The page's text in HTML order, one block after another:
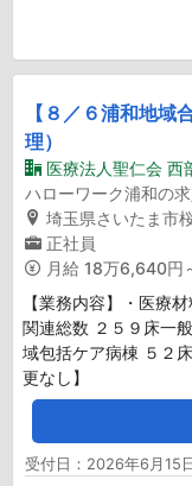
【８／６浦和地域
理）
医療法人聖仁会 西
ハローワーク浦和の求
埼玉県さいたま市
正社員
月給 18万6,640円
【業務内容】・医療
関連総数 ２５９床一
域包括ケア病棟 ５２
更なし】
受付日：2026年6月15